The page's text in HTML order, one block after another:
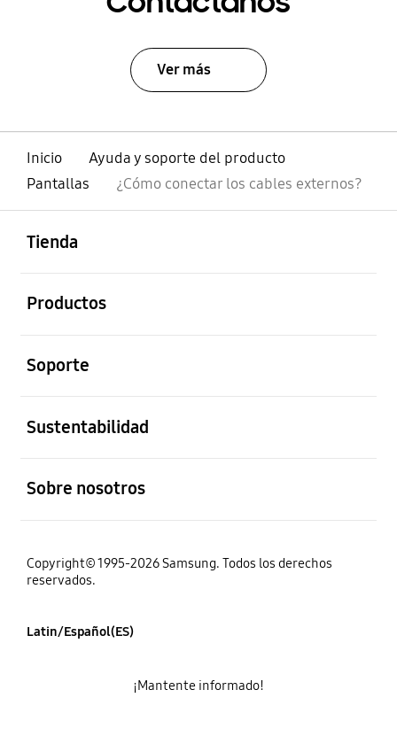
Ver más
Inicio
Ayuda y soporte del producto
Pantallas
¿Cómo conectar los cables externos?
Tienda
Productos
Soporte
Sustentabilidad
Sobre nosotros
Copyright© 1995-2026 Samsung. Todos los derechos
reservados.
Latin/Español(ES)
¡Mantente informado!